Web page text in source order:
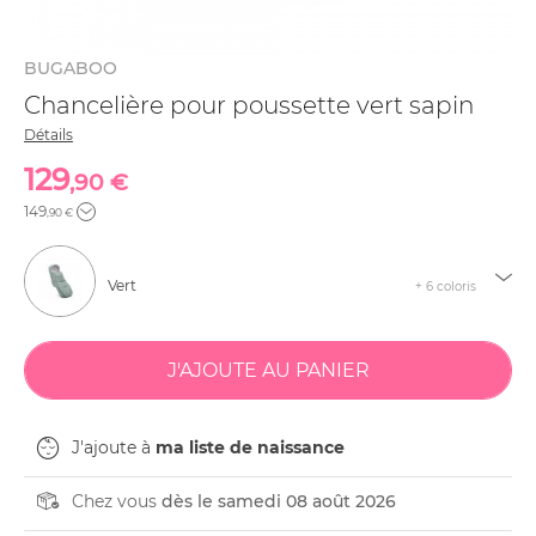
BUGABOO
Chancelière pour poussette vert sapin
Détails
129,90 €
149,90 €
Vert + 6 coloris
J'ajoute à ma liste de naissance
Chez vous dès le samedi 08 août 2026